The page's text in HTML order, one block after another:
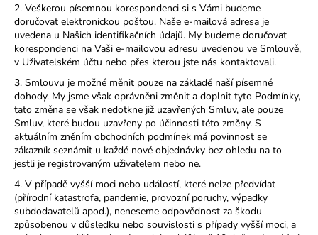
2. Veškerou písemnou korespondenci si s Vámi budeme
doručovat elektronickou poštou. Naše e-mailová adresa je
uvedena u Našich identifikačních údajů. My budeme doručovat
korespondenci na Vaši e-mailovou adresu uvedenou ve Smlouvě,
v Uživatelském účtu nebo přes kterou jste nás kontaktovali.
3. Smlouvu je možné měnit pouze na základě naší písemné
dohody. My jsme však oprávněni změnit a doplnit tyto Podmínky,
tato změna se však nedotkne již uzavřených Smluv, ale pouze
Smluv, které budou uzavřeny po účinnosti této změny. S
aktuálním zněním obchodních podmínek má povinnost se
zákazník seznámit u každé nové objednávky bez ohledu na to
jestli je registrovaným uživatelem nebo ne.
4. V případě vyšší moci nebo událostí, které nelze předvídat
(přírodní katastrofa, pandemie, provozní poruchy, výpadky
subdodavatelů apod.), neneseme odpovědnost za škodu
způsobenou v důsledku nebo souvislosti s případy vyšší moci, a